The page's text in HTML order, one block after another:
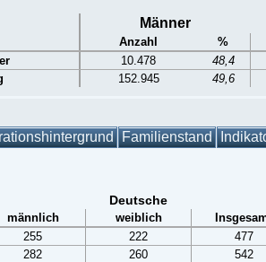
Männer
Anzahl
%
10.478
48,4
152.945 49,6
Familienstand
Deutsche
männlich weiblich
255 222
477
282 260
542